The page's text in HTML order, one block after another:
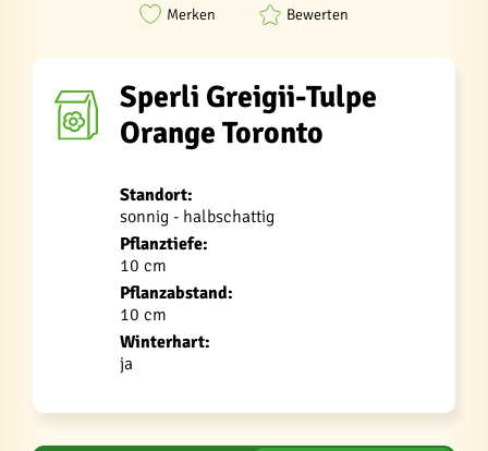
Merken Bewerten
Sperli Greigii-Tulpe
Orange Toronto
Standort:
sonnig - halbschattig
Pflanztiefe:
10 cm
Pflanzabstand:
10 cm
Winterhart:
ja